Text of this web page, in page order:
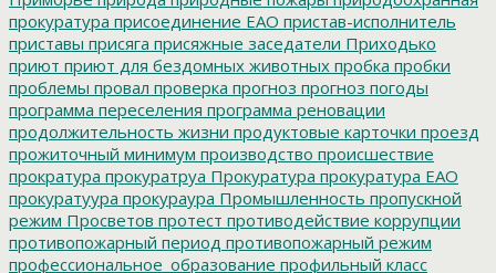
прокуратура присоединение ЕАО пристав-исполнитель
приставы присяга присяжные заседатели Приходько
приют приют для бездомных животных пробка пробки
проблемы провал проверка прогноз прогноз погоды
программа переселения программа реновации
продолжительность жизни продуктовые карточки проезд
прожиточный минимум производство происшествие
прократура прокуратруа Прокуратура прокуратура ЕАО
прокуратуура прокураура Промышленность пропускной
режим Просветов протест противодействие коррупции
противопожарный период противопожарный режим
профессиональное_образование профильный класс